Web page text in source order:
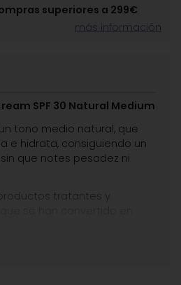
superiores a 299€
más información
SPF 30 Natural Medium
tono medio natural, que
e hidrata, consiguiendo un
que notes pesadez ni
tratantes y
maquillajes y protecciones